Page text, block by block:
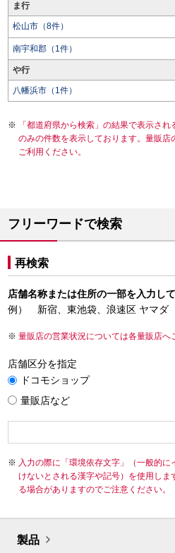
ま行
松山市（8件）
南宇和郡（1件）
や行
八幡浜市（1件）
「都道府県から検索」の結果で表示さ
のみの件数を表示しております。量販
ご利用ください。
フリーワードで検索
再検索
店舗名称または住所の一部を入力し
例） 新宿、東池袋、浪速区 ヤマダ
量販店の営業状況については各量販店へ
店舗区分を指定
ドコモショップ
量販店など
入力の際に「環境依存文字」（一般的
けないとされる漢字や記号）を使用し
る場合がありますのでご注意ください。
製品